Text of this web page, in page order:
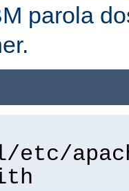
parola